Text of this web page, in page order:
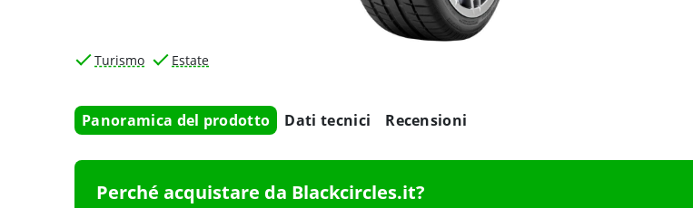
Turismo Estate
Panoramica del prodotto Dati tecnici Recensioni
Perché acquistare da Blackcircles.it?